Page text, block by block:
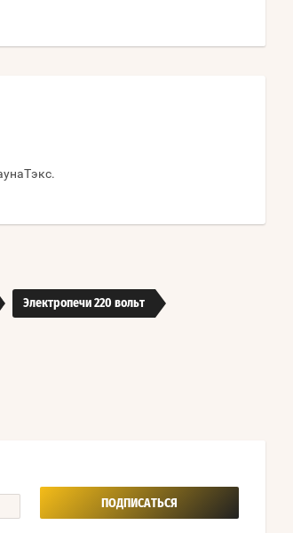
Электропечи 220 вольт
ПОДПИСАТЬСЯ